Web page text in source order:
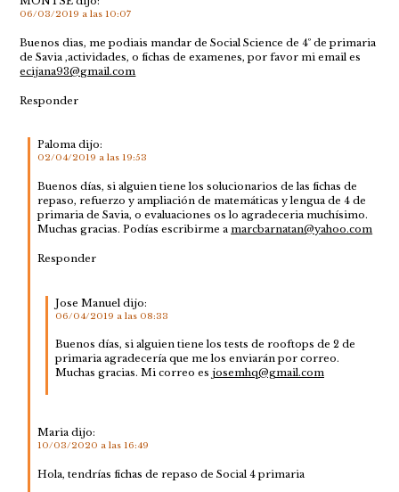
06/03/2019 a las 10:07
Buenos dias, me podiais mandar de Social Science de 4º de primaria
de Savia ,actividades, o fichas de examenes, por favor mi email es
ecijana93@gmail.com
Responder
Paloma dijo:
02/04/2019 a las 19:53
Buenos días, si alguien tiene los solucionarios de las fichas de
repaso, refuerzo y ampliación de matemáticas y lengua de 4 de
primaria de Savia, o evaluaciones os lo agradeceria muchísimo.
Muchas gracias. Podías escribirme a marcbarnatan@yahoo.com
Responder
Jose Manuel dijo:
06/04/2019 a las 08:33
Buenos días, si alguien tiene los tests de rooftops de 2 de
primaria agradecería que me los enviarán por correo.
Muchas gracias. Mi correo es josemhq@gmail.com
Maria dijo:
10/03/2020 a las 16:49
Hola, tendrías fichas de repaso de Social 4 primaria